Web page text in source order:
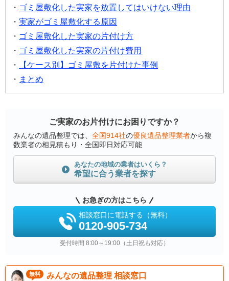
ゴミ屋敷化した実家を放置してはいけない理由
実家がゴミ屋敷化する原因
ゴミ屋敷化した実家の片付け方
ゴミ屋敷化した実家の片付け費用
【ケース別】ゴミ屋敷を片付けた事例
まとめ
ご実家のお片付けにお困りですか？
みんなの遺品整理では、 全国914社の優良遺品整理業者から複
数業者の相見積もり・全国即日対応可能
あなたの地域の業者はいくら？
希望に合う業者を探す
お急ぎの方はこちら
相談窓口に電話する（無料）
0120-905-734
受付時間 8:00～19:00（土日祝も対応）
無料 みんなの遺品整理 相談窓口